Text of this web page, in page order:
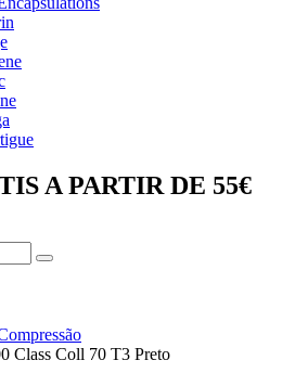
A PARTIR DE 55€
Class Coll 70 T3 Preto